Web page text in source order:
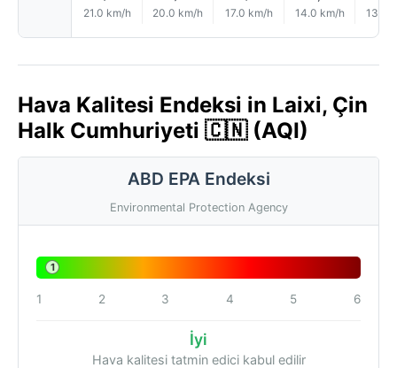
21.0 km/h 20.0 km/h 17.0 km/h 14.0 km/h 13.0
Hava Kalitesi Endeksi in Laixi, Çin
Halk Cumhuriyeti 🇨🇳 (AQI)
ABD EPA Endeksi
Environmental Protection Agency
1
1 2 3 4 5 6
İyi
Hava kalitesi tatmin edici kabul edilir